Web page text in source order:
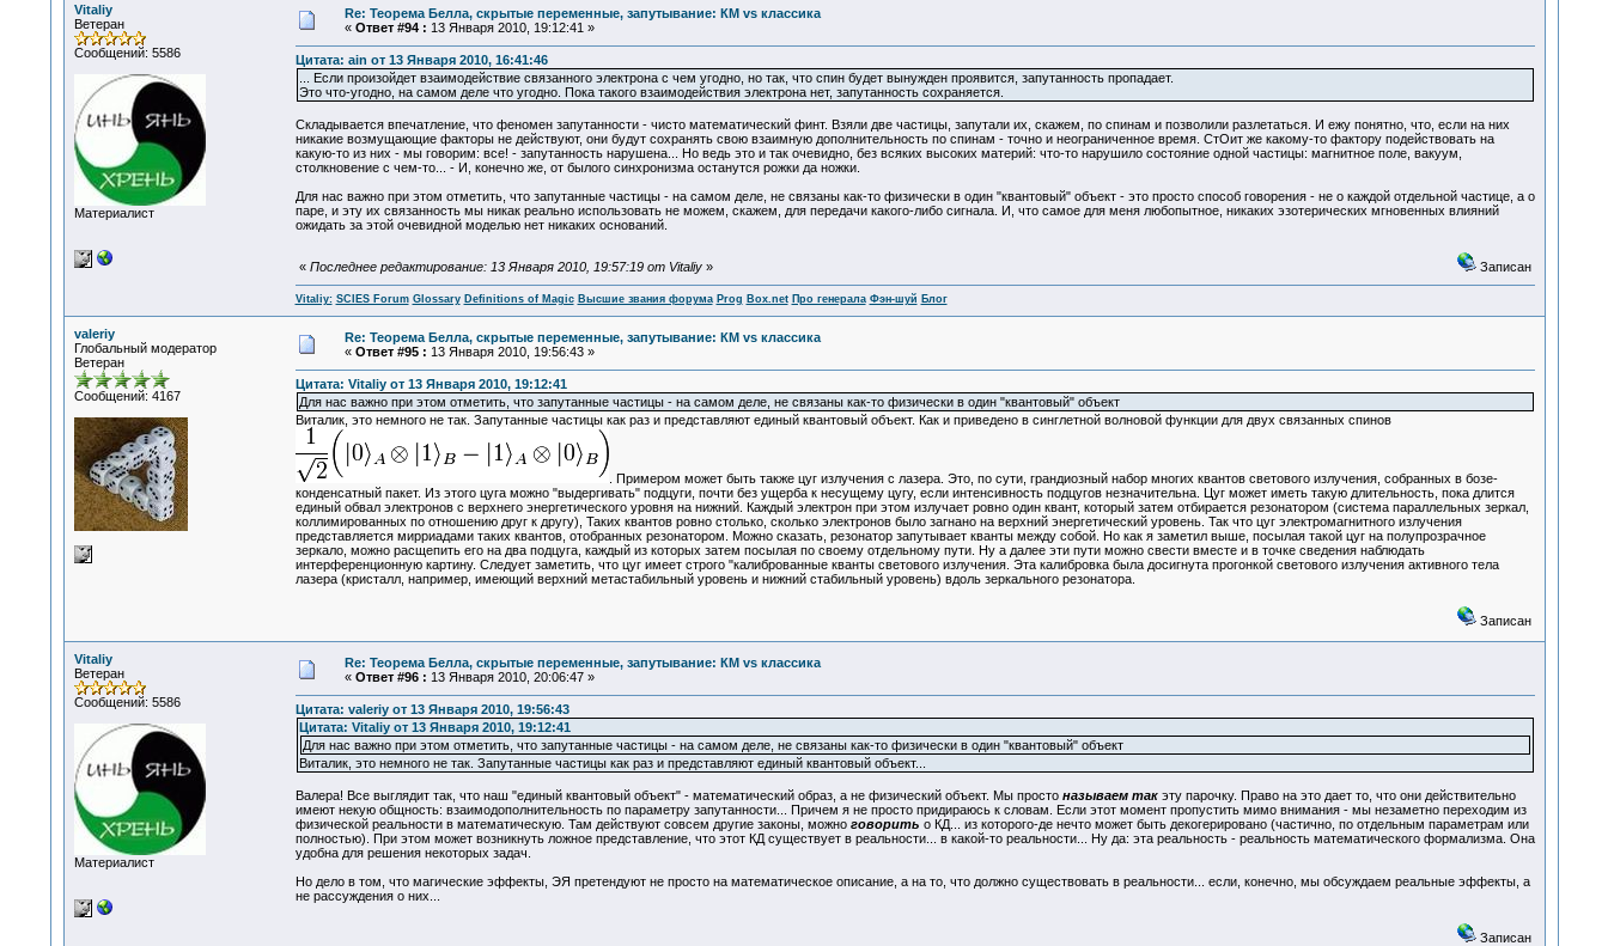
Vitaliy
Ветеран
Сообщений: 5586
Материалист
Re: Теорема Белла, скрытые переменные, запутывание: КМ vs классика
« Ответ #94 : 13 Января 2010, 19:12:41 »
Цитата: ain от 13 Января 2010, 16:41:46
... Если произойдет взаимодействие связанного электрона с чем угодно, но так, что спин будет вынужден проявится, запутанность пропадает.
Это что-угодно, на самом деле что угодно. Пока такого взаимодействия электрона нет, запутанность сохраняется.
Складывается впечатление, что феномен запутанности - чисто математический финт. Взяли две частицы, запутали их, скажем, по спинам и позволили разлетаться. И ежу понятно, что, если на них
никакие возмущающие факторы не действуют, они будут сохранять свою взаимную дополнительность по спинам - точно и неограниченное время. СтОит же какому-то фактору подействовать на
какую-то из них - мы говорим: все! - запутанность нарушена... Но ведь это и так очевидно, без всяких высоких материй: что-то нарушило состояние одной частицы: магнитное поле, вакуум,
столкновение с чем-то... - И, конечно же, от былого синхронизма останутся рожки да ножки.
Для нас важно при этом отметить, что запутанные частицы - на самом деле, не связаны как-то физически в один "квантовый" объект - это просто способ говорения - не о каждой отдельной частице, а о
паре, и эту их связанность мы никак реально использовать не можем, скажем, для передачи какого-либо сигнала. И, что самое для меня любопытное, никаких эзотерических мгновенных влияний
ожидать за этой очевидной моделью нет никаких оснований.
« Последнее редактирование: 13 Января 2010, 19:57:19 от Vitaliy» Записан
Vitaliy: SCIES Forum Glossary Definitions of Magic Высшие звания форума Prog Box.net Про генерала Фэн-шуй Блог
valeriy
Глобальный модератор
Ветеран
Сообщений: 4167
Re: Теорема Белла, скрытые переменные, запутывание: КМ vs классика
« Ответ #95 : 13 Января 2010, 19:56:43 »
Цитата: Vitaliy от 13 Января 2010, 19:12:41
Для нас важно при этом отметить, что запутанные частицы - на самом деле, не связаны как-то физически в один "квантовый" объект
Виталик, это немного не так. Запутанные частицы как раз и представляют единый квантовый объект. Как и приведено в синглетной волновой функции для двух связанных спинов
. Примером может быть также цуг излучения с лазера. Это, по сути, грандиозный набор многих квантов светового излучения, собранных в бозе-
конденсатный пакет. Из этого цуга можно "выдергивать" подцуги, почти без ущерба к несущему цугу, если интенсивность подцугов незначительна. Цуг может иметь такую длительность, пока длится
единый обвал электронов с верхнего энергетического уровня на нижний. Каждый электрон при этом излучает ровно один квант, который затем отбирается резонатором (система параллельных зеркал,
коллимированных по отношению друг к другу), Таких квантов ровно столько, сколько электронов было загнано на верхний энергетический уровень. Так что цуг электромагнитного излучения
представляется мирриадами таких квантов, отобранных резонатором. Можно сказать, резонатор запутывает кванты между собой. Но как я заметил выше, посылая такой цуг на полупрозрачное
зеркало, можно расщепить его на два подцуга, каждый из которых затем посылая по своему отдельному пути. Ну а далее эти пути можно свести вместе и в точке сведения наблюдать
интерференционную картину. Следует заметить, что цуг имеет строго "калиброванные кванты светового излучения. Эта калибровка была досигнута прогонкой светового излучения активного тела
лазера (кристалл, например, имеющий верхний метастабильный уровень и нижний стабильный уровень) вдоль зеркального резонатора.
Записан
Vitaliy
Ветеран
Сообщений: 5586
Материалист
Re: Теорема Белла, скрытые переменные, запутывание: КМ vs классика
« Ответ #96 : 13 Января 2010, 20:06:47 »
Цитата: valeriy от 13 Января 2010, 19:56:43
Цитата: Vitaliy от 13 Января 2010, 19:12:41
Для нас важно при этом отметить, что запутанные частицы - на самом деле, не связаны как-то физически в один "квантовый" объект
Виталик, это немного не так. Запутанные частицы как раз и представляют единый квантовый объект...
Валера! Все выглядит так, что наш "единый квантовый объект" - математический образ, а не физический объект. Мы просто называем такэту парочку. Право на это дает то, что они действительно
имеют некую общность: взаимодополнительность по параметру запутанности... Причем я не просто придираюсь к словам. Если этот момент пропустить мимо внимания - мы незаметно переходим из
физической реальности в математическую. Там действуют совсем другие законы, можно говорить о КД... из которого-де нечто может быть декогерировано (частично, по отдельным параметрам или
полностью). При этом может возникнуть ложное представление, что этот КД существует в реальности... в какой-то реальности... Ну да: эта реальность - реальность математического формализма. Она
удобна для решения некоторых задач.
Но дело в том, что магические эффекты, ЭЯ претендуют не просто на математическое описание, а на то, что должно существовать в реальности... если, конечно, мы обсуждаем реальные эффекты, а
не рассуждения о них...
Записан